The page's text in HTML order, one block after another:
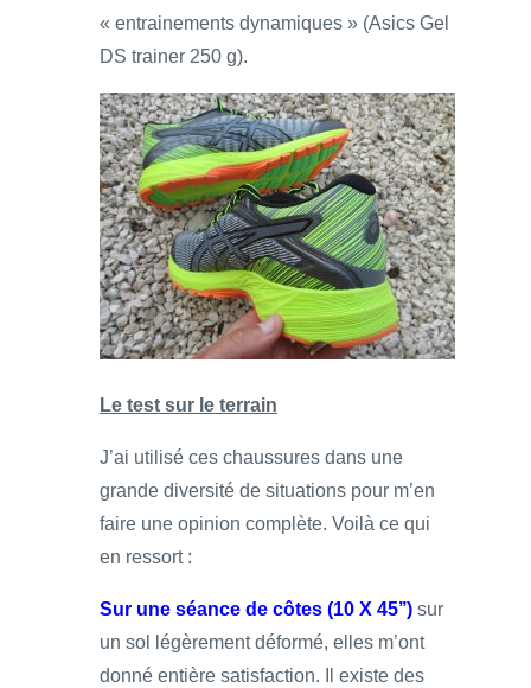
« entrainements dynamiques » (Asics Gel
DS trainer 250 g).
Le test sur le terrain
J’ai utilisé ces chaussures dans une
grande diversité de situations pour m’en
faire une opinion complète. Voilà ce qui
en ressort :
Sur une séance de côtes (10 X 45’’) sur
un sol légèrement déformé, elles m’ont
donné entière satisfaction. Il existe des